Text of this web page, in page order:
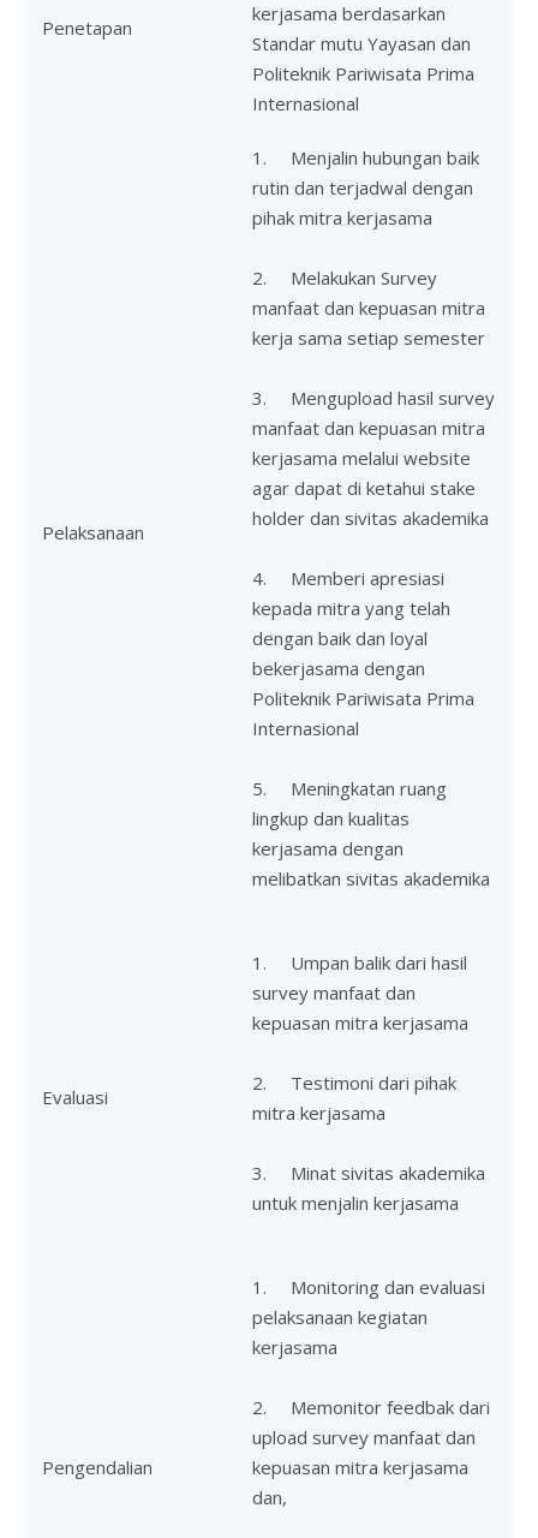
Penetapan
kerjasama berdasarkan
Standar mutu Yayasan dan
Politeknik Pariwisata Prima
Internasional
Pelaksanaan
1. Menjalin hubungan baik
rutin dan terjadwal dengan
pihak mitra kerjasama
2. Melakukan Survey
manfaat dan kepuasan mitra
kerja sama setiap semester
3. Mengupload hasil survey
manfaat dan kepuasan mitra
kerjasama melalui website
agar dapat di ketahui stake
holder dan sivitas akademika
4. Memberi apresiasi
kepada mitra yang telah
dengan baik dan loyal
bekerjasama dengan
Politeknik Pariwisata Prima
Internasional
5. Meningkatan ruang
lingkup dan kualitas
kerjasama dengan
melibatkan sivitas akademika
Evaluasi
1. Umpan balik dari hasil
survey manfaat dan
kepuasan mitra kerjasama
2. Testimoni dari pihak
mitra kerjasama
3. Minat sivitas akademika
untuk menjalin kerjasama
Pengendalian
1. Monitoring dan evaluasi
pelaksanaan kegiatan
kerjasama
2. Memonitor feedbak dari
upload survey manfaat dan
kepuasan mitra kerjasama
dan,